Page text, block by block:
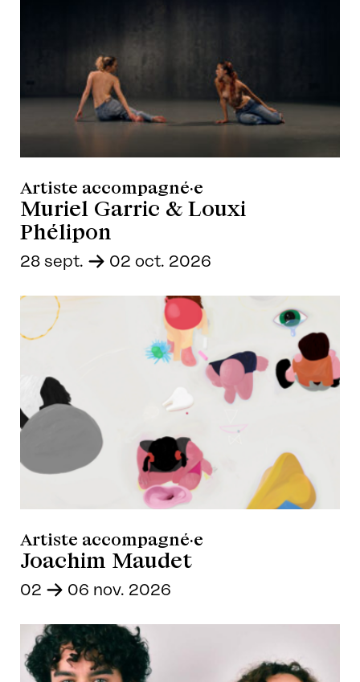
Artiste accompagné·e
Muriel Garric & Louxi
Phélipon
28 sept. - 02 oct. 2026
Artiste accompagné·e
Joachim Maudet
02 - 06 nov. 2026